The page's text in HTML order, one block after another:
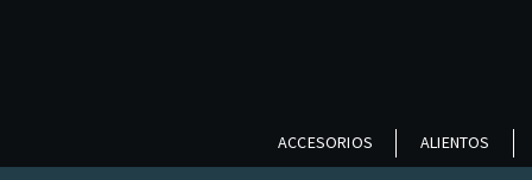
ACCESORIOS ALIENTOS